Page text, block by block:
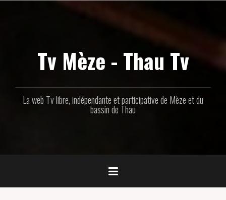
Tv Mèze - Thau Tv
La web Tv libre, indépendante et participative de Mèze et du
bassin de Thau